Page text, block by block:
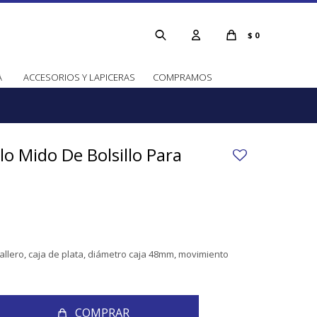
ACCESORIOS Y LAPICERAS COMPRAMOS
$ 0
Mido De Bolsillo Para
caja de plata, diámetro caja 48mm, movimiento
COMPRAR